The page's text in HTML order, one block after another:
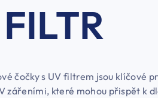
čočky s UV filtrem jsou klíčové
zářeními, které mohou přispět k